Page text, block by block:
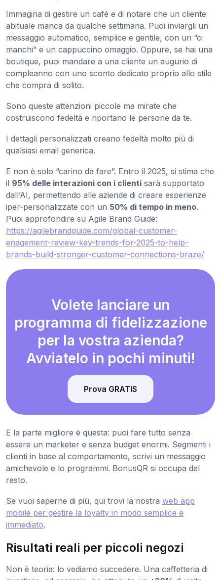
Immagina di gestire un café e di notare che un cliente
abituale manca da qualche settimana. Puoi inviargli un
messaggio automatico, semplice e gentile, con un “ci
manchi” e un cappuccino omaggio. Oppure, se hai una
boutique, puoi mandare a una cliente un augurio di
compleanno con uno sconto dedicato proprio allo stile
che compra di solito.
Sono queste attenzioni piccole ma mirate che
costruiscono fedeltà e riportano le persone da te.
I dettagli personalizzati creano fedeltà molto più di
qualsiasi email generica.
E non è solo “carino da fare”. Entro il 2025, si stima che
il 95% delle interazioni con i clienti sarà supportato
dall’AI, permettendo alle aziende di creare esperienze
iper-personalizzate con un 50% di tempo in meno.
Puoi approfondire su Agile Brand Guide:
https://agilebrandguide.com/global-customer-
enagement-review-key-trends-for-2025-to-help-
brands-build-stronger-customer-connections-braze/
Volete lanciare un
programma di fidelizzazione
per la vostra azienda?
Avviatelo in pochi minuti!
Prova GRATIS
E la parte migliore è questa: puoi fare tutto senza
essere un marketer e senza budget enormi. Segmenti i
clienti in base al comportamento, scrivi un messaggio
amichevole e lo programmi. BonusQR si occupa del
resto.
Se vuoi saperne di più, qui trovi la nostra web app
mobile per gestire la loyalty in modo semplice e
immediato.
Risultati reali per piccoli negozi
Non è teoria: lo vediamo succedere. Una caffetteria di